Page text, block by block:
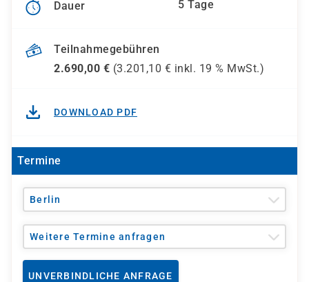
Dauer 5 Tage
Teilnahmegebühren
2.690,00 € (3.201,10 € inkl. 19 % MwSt.)
DOWNLOAD PDF
Termine
Berlin
Weitere Termine anfragen
UNVERBINDLICHE ANFRAGE